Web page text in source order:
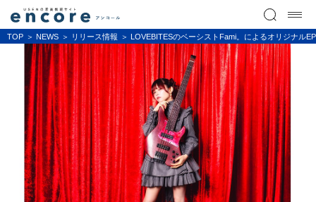
TOP NEWS リリース情報 LOVEBITESのベーシストFami。によるオリジナル